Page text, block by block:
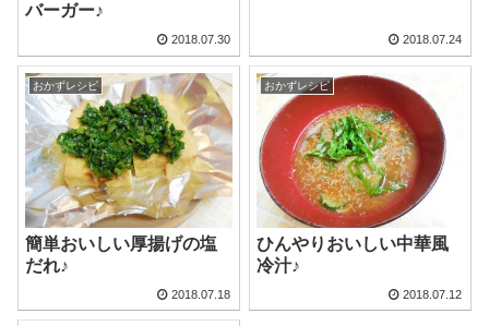
バーガー♪
2018.07.30 2018.07.24
おかずレシピ
簡単おいしい厚揚げの塩
だれ♪
2018.07.18
おかずレシピ
ひんやりおいしい中華風
冷汁♪
2018.07.12